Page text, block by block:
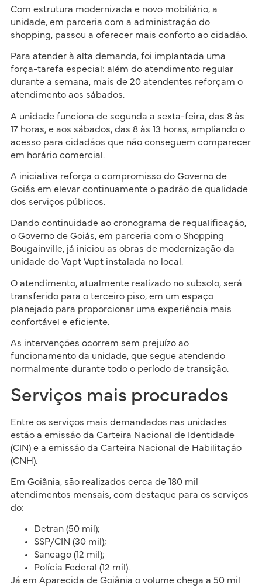
Com estrutura modernizada e novo mobiliário, a
unidade, em parceria com a administração do
shopping, passou a oferecer mais conforto ao cidadão.
Para atender à alta demanda, foi implantada uma
força-tarefa especial: além do atendimento regular
durante a semana, mais de 20 atendentes reforçam o
atendimento aos sábados.
A unidade funciona de segunda a sexta-feira, das 8 às
17 horas, e aos sábados, das 8 às 13 horas, ampliando o
acesso para cidadãos que não conseguem comparecer
em horário comercial.
A iniciativa reforça o compromisso do Governo de
Goiás em elevar continuamente o padrão de qualidade
dos serviços públicos.
Dando continuidade ao cronograma de requalificação,
o Governo de Goiás, em parceria com o Shopping
Bougainville, já iniciou as obras de modernização da
unidade do Vapt Vupt instalada no local.
O atendimento, atualmente realizado no subsolo, será
transferido para o terceiro piso, em um espaço
planejado para proporcionar uma experiência mais
confortável e eficiente.
As intervenções ocorrem sem prejuízo ao
funcionamento da unidade, que segue atendendo
normalmente durante todo o período de transição.
Serviços mais procurados
Entre os serviços mais demandados nas unidades
estão a emissão da Carteira Nacional de Identidade
(CIN) e a emissão da Carteira Nacional de Habilitação
(CNH).
Em Goiânia, são realizados cerca de 180 mil
atendimentos mensais, com destaque para os serviços
do:
Detran (50 mil);
SSP/CIN (30 mil);
Saneago (12 mil);
Polícia Federal (12 mil).
Já em Aparecida de Goiânia o volume chega a 50 mil